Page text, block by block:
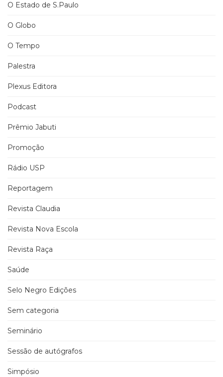
O Estado de S.Paulo
O Globo
O Tempo
Palestra
Plexus Editora
Podcast
Prêmio Jabuti
Promoção
Rádio USP
Reportagem
Revista Claudia
Revista Nova Escola
Revista Raça
Saúde
Selo Negro Edições
Sem categoria
Seminário
Sessão de autógrafos
Simpósio